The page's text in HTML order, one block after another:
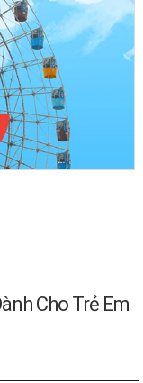
ĐĂNG KÝ
Cho Trẻ Em